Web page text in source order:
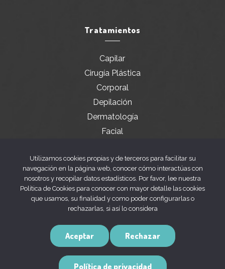
Tratamientos
Capilar
Cirugía Plástica
Corporal
Depilación
Dermatología
Facial
Aviso legal
Política de privacidad
Política de cookies
Utilizamos cookies propias y de terceros para facilitar su
navegación en la página web, conocer cómo interactúas con
nosotros y recopilar datos estadísticos. Por favor, lee nuestra
Política de Cookies para conocer con mayor detalle las cookies
que usamos, su finalidad y como poder configurarlas o
rechazarlas, si así lo considera
Aceptar Rechazar
Política de privacidad